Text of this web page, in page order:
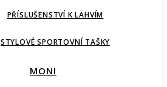
PŘÍSLUŠENSTVÍ K LAHVÍM
STYLOVÉ SPORTOVNÍ TAŠKY
MONI